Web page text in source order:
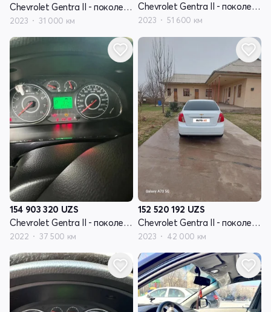
Chevrolet Gentra II - поколение
2023 31 000 км
Chevrolet Gentra II - поколение
2023 51 600 км
154 903 320 UZS
Chevrolet Gentra II - поколение
2022 37 500 км
152 520 192 UZS
Chevrolet Gentra II - поколение
2023 42 000 км